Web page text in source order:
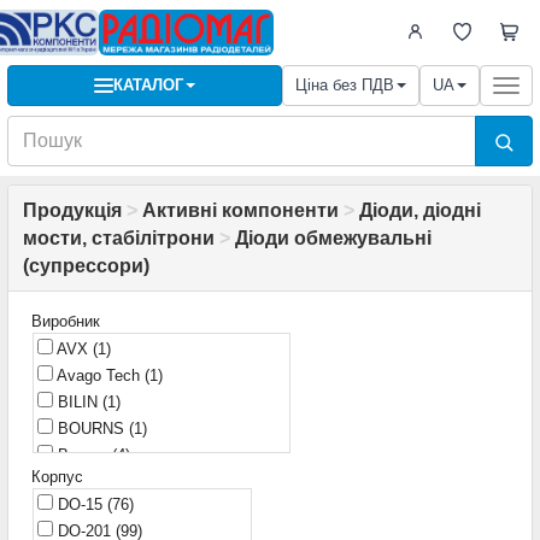
КАТАЛОГ Ціна без ПДВ UA
Продукція > Активні компоненти > Діоди, діодні
мости, стабілітрони > Діоди обмежувальні
(cупрессори)
Виробник
AVX (1)
Avago Tech (1)
BILIN (1)
BOURNS (1)
Bourns(4)
Bourns/Vishay
Brightking(1)
DB LECT(1)
Корпус
DO-15 (76)
DO-201 (99)